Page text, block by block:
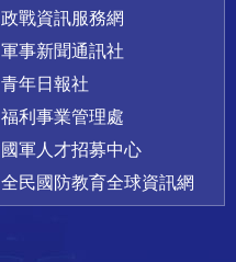
政戰資訊服務網
軍事新聞通訊社
青年日報社
福利事業管理處
國軍人才招募中心
全民國防教育全球資訊網